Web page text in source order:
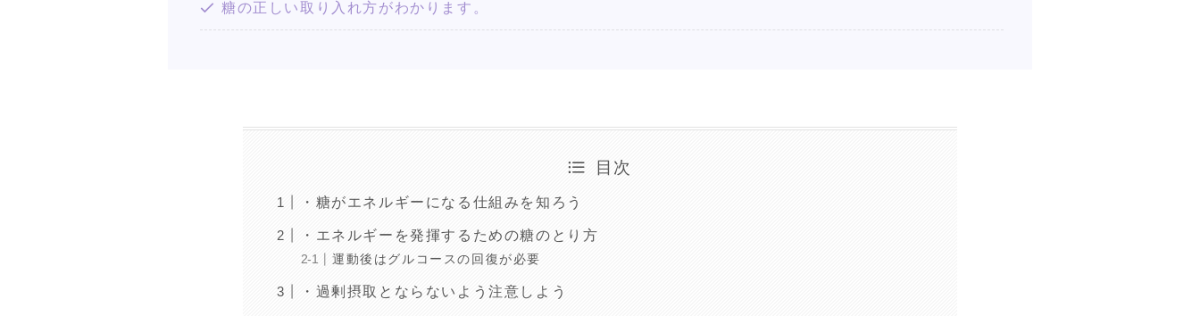
糖の正しい取り入れ方がわかります。
目次
・糖がエネルギーになる仕組みを知ろう
・エネルギーを発揮するための糖のとり方
運動後はグルコースの回復が必要
・過剰摂取とならないよう注意しよう